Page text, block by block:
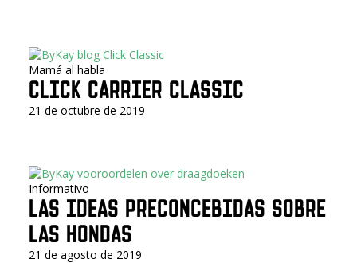
Mamá al habla
CLICK CARRIER CLASSIC
21 de octubre de 2019
Informativo
LAS IDEAS PRECONCEBIDAS SOBRE
LAS HONDAS
21 de agosto de 2019